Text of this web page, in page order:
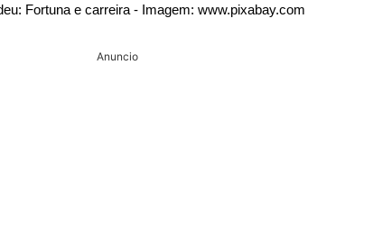
Fortuna e carreira - Imagem: www.pixabay.com
Anuncio